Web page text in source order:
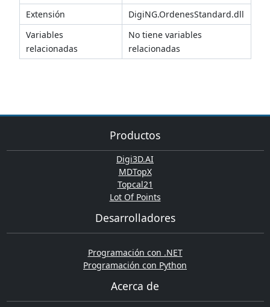
Extensión
DigiNG.OrdenesStandard.dll
Variables
relacionadas
No tiene variables
relacionadas
Productos
Digi3D.AI
MDTopX
Topcal21
Lot Of Points
Desarrolladores
Programación con .NET
Programación con Python
Acerca de